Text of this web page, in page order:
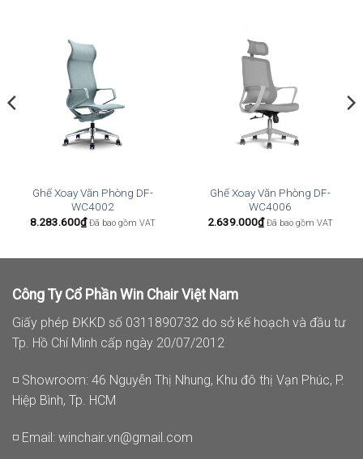
Ghế Xoay Văn Phòng DF-
WC4002
8.283.600₫ Đã bao gồm VAT
Ghế Xoay Văn Phòng DF-
WC4006
2.639.000₫ Đã bao gồm VAT
Công Ty Cổ Phần Win Chair Việt Nam
Giấy phép ĐKKD số 0311890732 do sở kế hoạch và đầu tư
Tp. Hồ Chí Minh cấp ngày 20/07/2012
◽ Showroom: 46 Nguyễn Thị Nhung, Khu đô thị Vạn Phúc, P.
Hiệp Bình, Tp. HCM
◽ Email: winchair.vn@gmail.com